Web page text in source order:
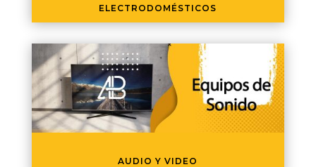
ELECTRODOMÉSTICOS
AUDIO Y VIDEO